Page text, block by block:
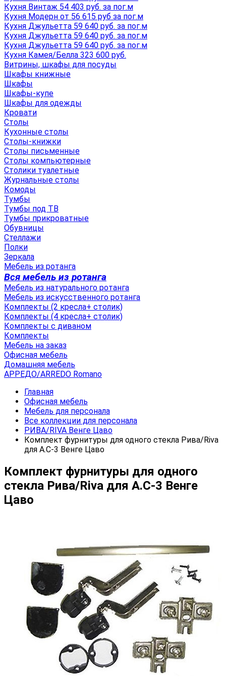
Кухня Винтаж 54 403 руб. за пог.м
Кухня Модерн от 56 615 руб за пог.м
Кухня Джульетта 59 640 руб. за пог.м
Кухня Джульетта 59 640 руб. за пог.м
Кухня Джульетта 59 640 руб. за пог.м
Кухня Камея/Белла 323 600 руб.
Витрины, шкафы для посуды
Шкафы книжные
Шкафы
Шкафы-купе
Шкафы для одежды
Кровати
Столы
Кухонные столы
Столы-книжки
Столы письменные
Столы компьютерные
Столики туалетные
Журнальные столы
Комоды
Тумбы
Тумбы под ТВ
Тумбы прикроватные
Обувницы
Стеллажи
Полки
Зеркала
Мебель из ротанга
Вся мебель из ротанга
Мебель из натурального ротанга
Мебель из искусственного ротанга
Комплекты (2 кресла+ столик)
Комплекты (4 кресла+ столик)
Комплекты с диваном
Комплекты
Мебель на заказ
Офисная мебель
Домашняя мебель
АРРЕДО/ARREDO Romano
Главная
Офисная мебель
Мебель для персонала
Все коллекции для персонала
РИВА/RIVA Венге Цаво
Комплект фурнитуры для одного стекла Рива/Riva
для А.С-3 Венге Цаво
Комплект фурнитуры для одного
стекла Рива/Riva для А.С-3 Венге
Цаво